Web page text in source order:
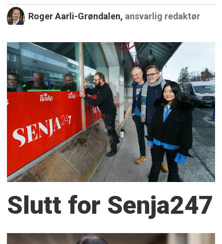
Roger Aarli-Grøndalen, ansvarlig redaktør
Slutt for Senja247